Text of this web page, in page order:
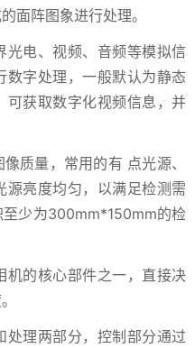
面阵图象进行处理。
光电、视频、音频等模拟信
数字处理，一般默认为静态
可获取数字化视频信息，并
质量，常用的有 点光源、
源亮度均匀，以满足检测需
至少为300mm*150mm的检
机的核心部件之一，直接决
处理两部分，控制部分通过